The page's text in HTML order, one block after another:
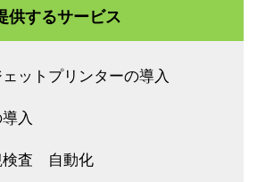
供するサービス
ットプリンターの導入
入
検査 自動化